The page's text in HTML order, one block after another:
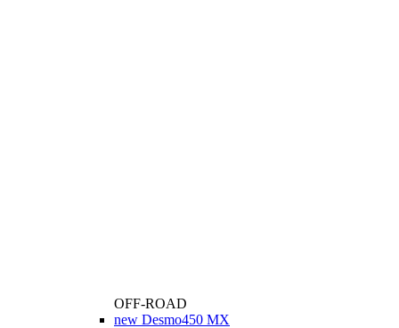
OFF-ROAD
new Desmo450 MX